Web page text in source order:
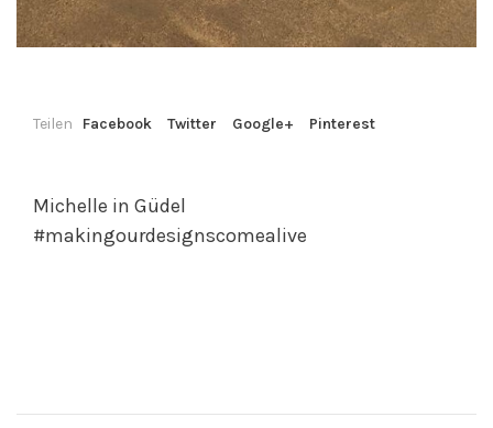
Teilen Facebook Twitter Google+ Pinterest
Michelle in Güdel
#makingourdesignscomealive